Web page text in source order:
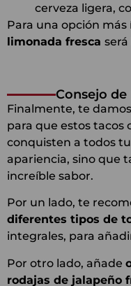
cerveza ligera,
Para una opción
limonada fresca
Consejo de
Finalmente, te
para que estos
conquisten a todos
apariencia, sino que
increíble sabor.
Por un lado, te
diferentes tipos de
integrales, para
Por otro lado, añade
rodajas de jalapeño